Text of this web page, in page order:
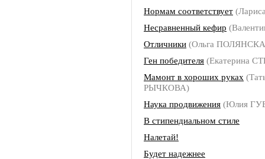
Нормам соответствует
Несравненный кефир
Отличники (Ольга
Ген победителя (Екатерина
Мамонт в хороших руках
РЫЧКОВА)
Наука продвижения (Юлия
В стипендиальном стиле
Налетай!
Будет надежнее